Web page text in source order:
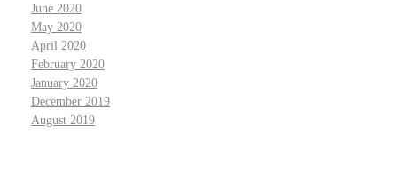
June 2020
May 2020
April 2020
February 2020
January 2020
December 2019
August 2019